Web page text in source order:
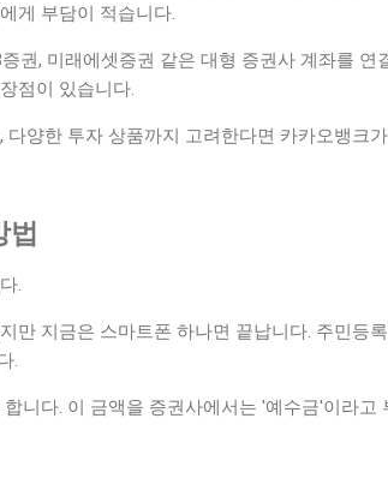
게 부담이 적습니다.
권, 미래에셋증권 같은 대형 증권사 계좌를
점이 있습니다.
양한 투자 상품까지 고려한다면 카카오뱅크
.
만 지금은 스마트폰 하나면 끝납니다. 주민등
.
니다. 이 금액을 증권사에서는 '예수금'이라고